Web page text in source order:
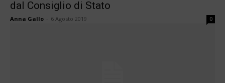
dal Consiglio di Stato
Anna Gallo 6 Agosto 2019 0